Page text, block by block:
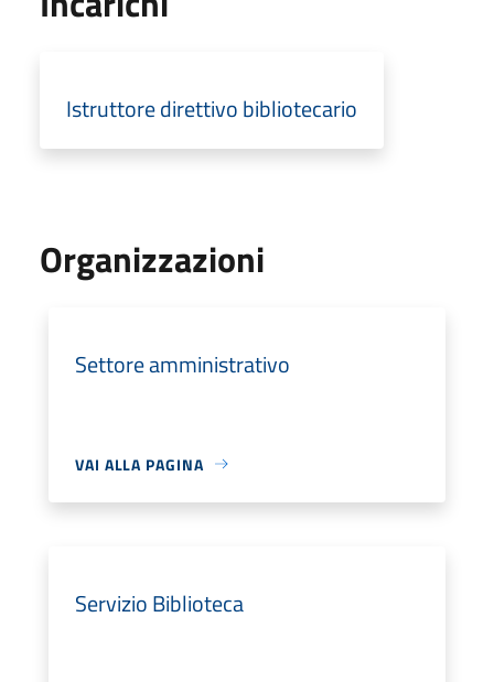
Istruttore direttivo bibliotecario
Organizzazioni
Settore amministrativo
VAI ALLA PAGINA
Servizio Biblioteca